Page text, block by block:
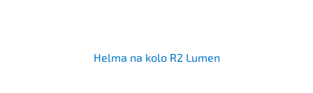
Helma na kolo R2 Lumen